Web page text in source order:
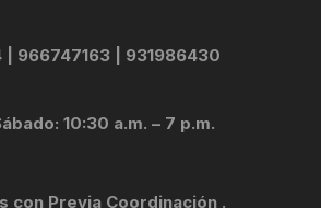
| 966747163 | 931986430
10:30 a.m. – 7 p.m.
con Previa Coordinación .